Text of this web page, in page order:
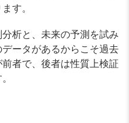
す。
析と、未来の予測を試み
ータがあるからこそ過去
者で、後者は性質上検証